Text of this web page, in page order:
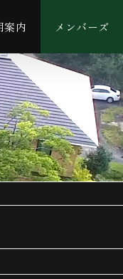
案内 メンバーズ